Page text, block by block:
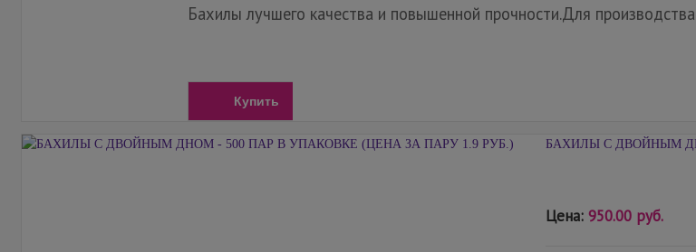
Бахилы лучшего качества и повышенной прочности.Для
Купить
БАХИЛЫ С ДВОЙНЫМ
Цена: 950.00 руб.